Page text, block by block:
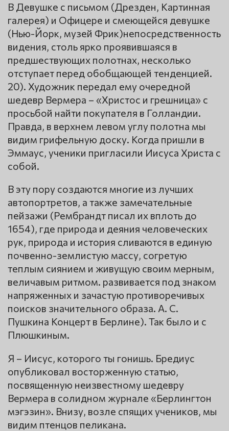
В Девушке с письмом (Дрезден, Картинная
галерея) и Офицере и смеющейся девушке
(Нью-Йорк, музей Фрик)непосредственность
видения, столь ярко проявившаяся в
предшествующих полотнах, несколько
отступает перед обобщающей тенденцией.
20). Художник передал ему очередной
шедевр Вермера – «Христос и грешница» с
просьбой найти покупателя в Голландии.
Правда, в верхнем левом углу полотна мы
видим грифельную доску. Когда пришли в
Эммаус, ученики пригласили Иисуса Христа с
собой.
В эту пору создаются многие из лучших
автопортретов, а также замечательные
пейзажи (Рембрандт писал их вплоть до
1654), где природа и деяния человеческих
рук, природа и история сливаются в единую
почвенно-землистую массу, согретую
теплым сиянием и живущую своим мерным,
величавым ритмом. развивается под знаком
напряженных и зачастую противоречивых
поисков значительного образа. А. С.
Пушкина Концерт в Берлине). Так было и с
Плюшкиным.
Я – Иисус, которого ты гонишь. Бредиус
опубликовал восторженную статью,
посвященную неизвестному шедевру
Вермера в солидном журнале «Берлингтон
мэгэзин». Внизу, возле спящих учеников, мы
видим птенцов пеликана.